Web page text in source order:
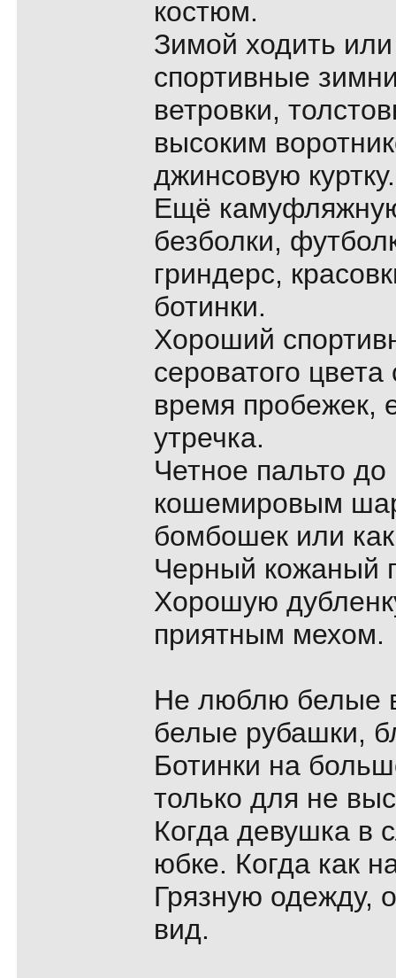
костюм.
Зимой ходить
спортивные
ветровки,
высоким
джинсовую куртку.
Ещё
безболки,
гриндерс,
ботинки.
Хороший
сероватого
время пробежек,
утречка.
Четное пальто до
кошемировым
бомбошек или
Черный кожаный
Хорошую
приятным мехом.
Не люблю белые
белые рубашки,
Ботинки на
только для не
Когда девушка в
юбке. Когда как
Грязную одежду,
вид.